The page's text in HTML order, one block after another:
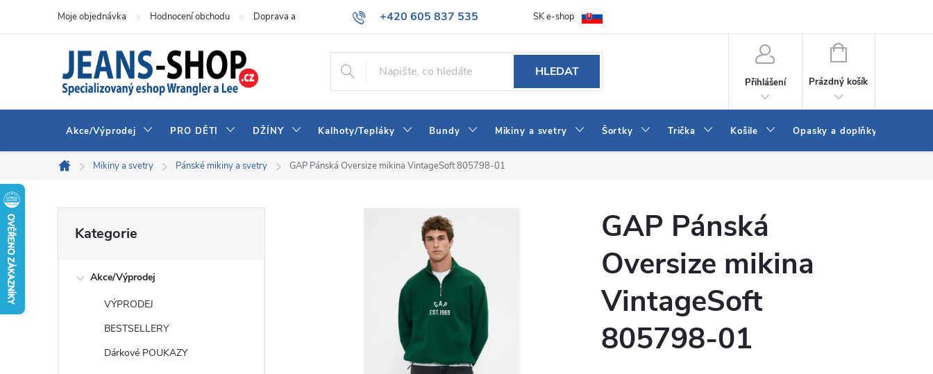
+420 605 837 535
info@jeans-shop.cz
Moje objednávka Hodnocení obchodu Doprava a platba Obchodní podmínky Naše prodejna Blog Kontakt
SK e-shop
HLEDAT
Přihlášení
NÁKUPNÍ
Prázdný košík
Akce/Výprodej PRO DĚTI DŽÍNY Kalhoty/Tepláky Bundy Mikiny a svetry Šortky Trička Košile Opasky a doplňky
Domů
Mikiny a svetry Pánské mikiny a svetry GAP Pánská Oversize mikina VintageSoft 805798-01
kategorie
Kategorie
Akce/Výprodej
VÝPRODEJ
BESTSELLERY
Dárkové POUKAZY
GAP Pánská
Oversize mikina
VintageSoft
805798-01